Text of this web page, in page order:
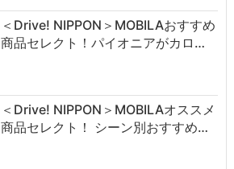
＜Drive! NIPPON＞MOBILAおすすめ
商品セレクト！パイオニアがカロ…
＜Drive! NIPPON＞MOBILAオススメ
商品セレクト！ シーン別おすすめ…